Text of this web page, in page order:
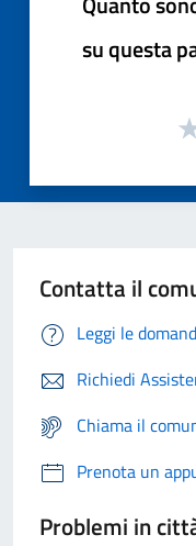
su questa
Contatta il
Leggi le
Richiedi
Chiama il
Prenota un
Problemi in